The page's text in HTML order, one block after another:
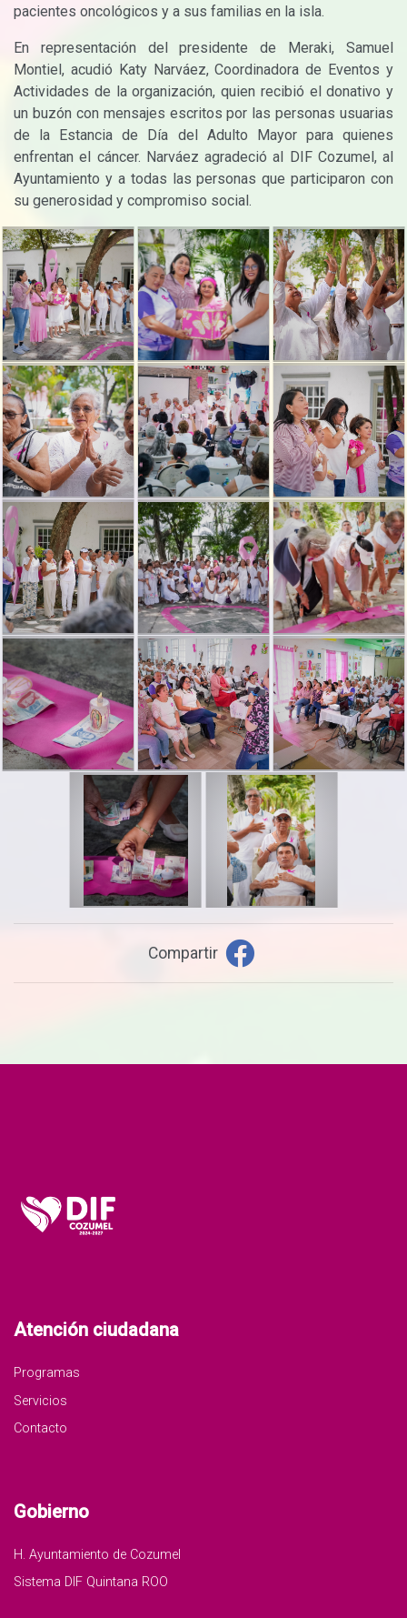
pacientes oncológicos y a sus familias en la isla.
En representación del presidente de Meraki, Samuel
Montiel, acudió Katy Narváez, Coordinadora de Eventos y
Actividades de la organización, quien recibió el donativo y
un buzón con mensajes escritos por las personas usuarias
de la Estancia de Día del Adulto Mayor para quienes
enfrentan el cáncer. Narváez agradeció al DIF Cozumel, al
Ayuntamiento y a todas las personas que participaron con
su generosidad y compromiso social.
Compartir
Atención ciudadana
Programas
Servicios
Contacto
Gobierno
H. Ayuntamiento de Cozumel
Sistema DIF Quintana ROO